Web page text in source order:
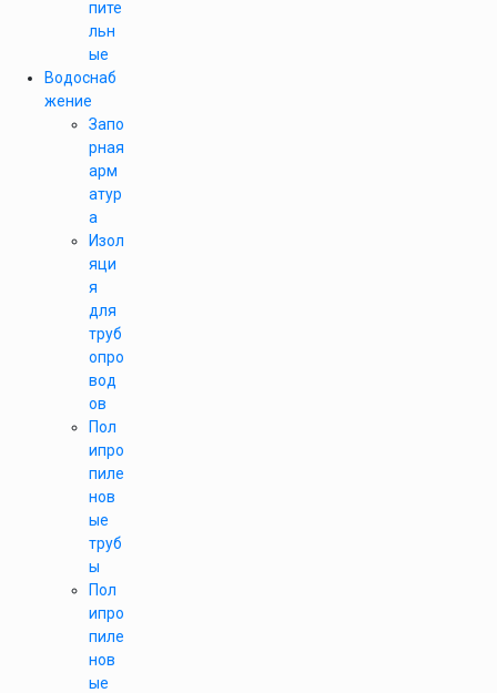
пите
льн
ые
Водоснаб
жение
Запо
рная
арм
атур
а
Изол
яци
я
для
труб
опро
вод
ов
Пол
ипро
пиле
нов
ые
труб
ы
Пол
ипро
пиле
нов
ые